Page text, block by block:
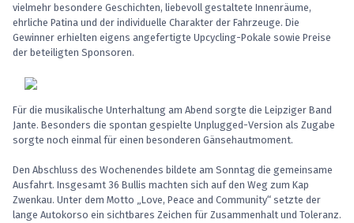
vielmehr besondere Geschichten, liebevoll gestaltete Innenräume,
ehrliche Patina und der individuelle Charakter der Fahrzeuge. Die
Gewinner erhielten eigens angefertigte Upcycling-Pokale sowie Preise
der beteiligten Sponsoren.
Für die musikalische Unterhaltung am Abend sorgte die Leipziger Band
Jante. Besonders die spontan gespielte Unplugged-Version als Zugabe
sorgte noch einmal für einen besonderen Gänsehautmoment.
Den Abschluss des Wochenendes bildete am Sonntag die gemeinsame
Ausfahrt. Insgesamt 36 Bullis machten sich auf den Weg zum Kap
Zwenkau. Unter dem Motto „Love, Peace and Community“ setzte der
lange Autokorso ein sichtbares Zeichen für Zusammenhalt und Toleranz.